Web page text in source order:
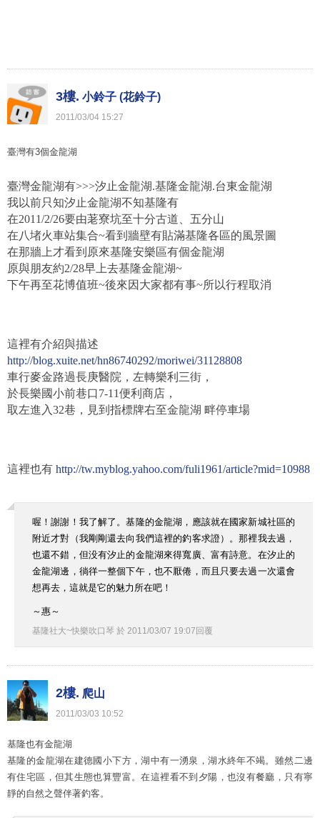
3樓. 小鈴子 (花鈴子)
2011/03/04 15:27
臺灣有3個金龍湖
臺灣金龍湖有>>>汐止金龍湖.基隆金龍湖.台東金龍湖
我以前只知汐止金龍湖不知基隆有
在2011/2/26要由荖寮坑至十分古道、五分山
在八堵火車站集合~看到牆壁有貼滿基隆各區的風景圖
在那牆上才看到原來基隆安樂區有個金龍湖
原與朋友約2/28早上去基隆金龍湖~
下午再至花博值班~後來因大家都有事~所以行程取消
這裡有介紹與描述
http://blog.xuite.net/hn86740292/moriwei/31128808
車行麥金路過長庚醫院，左轉樂利三街，
於長樂國小前巷口7-11便利商店，
取左進入32巷，見到指標牌右至金龍湖 畔停車場
這裡也有 http://tw.myblog.yahoo.com/fuli1961/article?mid=10988
喔！謝謝！我了解了。基隆的金龍湖，應該就在國家新城社區的
附近才對（我剛剛還去向我們這裡的釣客求證）。那裡我去過，
也還不錯，但没有汐止的金龍湖來得寬廣、富有詩意。在汐止的
金龍湖邊，徜徉一整個下午，也不厭倦，而且只要去過一次還會
想再去，這就是它的魅力所在吧！
～惠～
基隆社大~快樂吹口琴 於 2011/03/07 19:07 回覆
2樓. 爬山
2011/03/03 10:52
基隆也有金龍湖
基隆的金龍湖在建德國小下方，湖中有一湧泉，湖水終年不竭。雖然二邊
有住宅區，但其生態也算豐富。在這裡看不到夕陽，也沒有餐廳，只有寧
靜的自然之聲伴著釣客。